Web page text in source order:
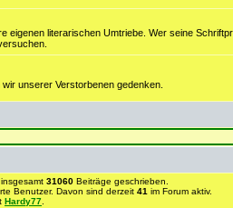
eigenen literarischen Umtriebe. Wer seine
unserer Verstorbenen gedenken.
31060 Beiträge geschrieben.
Benutzer. Davon sind derzeit 41 im Forum aktiv.
Hardy77